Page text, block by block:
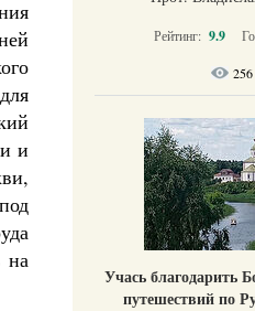
и
на
Рейтинг: 9.9
256
Учась благодарить
путешествий по